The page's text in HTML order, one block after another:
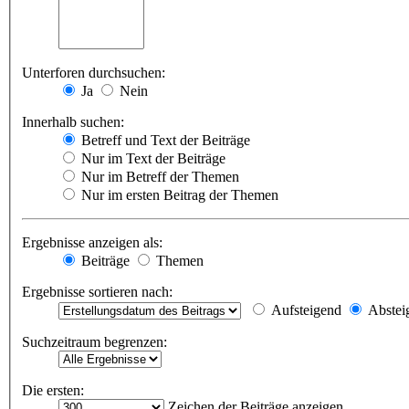
Unterforen durchsuchen:
Ja
Nein
Innerhalb suchen:
Betreff und Text der Beiträge
Nur im Text der Beiträge
Nur im Betreff der Themen
Nur im ersten Beitrag der Themen
Ergebnisse anzeigen als:
Beiträge
Themen
Ergebnisse sortieren nach:
Aufsteigend
Suchzeitraum begrenzen:
Die ersten: